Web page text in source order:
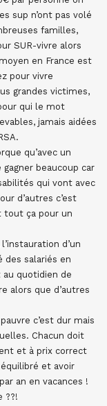
sup n’ont pas volé
familles,
SUR-vivre alors
en France est
pour vivre
grandes victimes,
qui le mot
jamais aidées
qu’avec un
beaucoup car
qui vont avec
d’autres c’est
tout ça pour un
d’un
des salariés en
quotidien de
alors que d’autres
c’est dur mais
Chacun doit
et à prix correct
et avoir
an en vacances !
??!